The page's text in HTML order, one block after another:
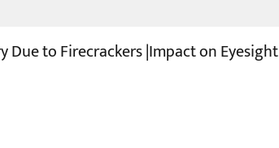
Due to Firecrackers |Impact on Eyesight